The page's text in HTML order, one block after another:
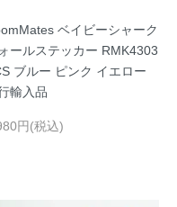
ベイビーシャーク
ールステッカー RMK4303
ブルー ピンク イエロー
輸入品
円(税込)